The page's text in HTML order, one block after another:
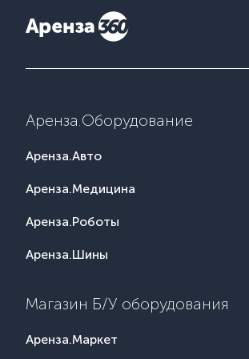
Аренза.Оборудование
Аренза.Авто
Аренза.Медицина
Аренза.Роботы
Аренза.Шины
Магазин Б/У оборудования
Аренза.Маркет